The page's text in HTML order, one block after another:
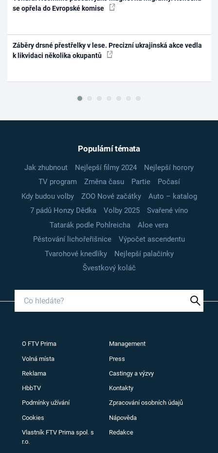
se opřela do Evropské komise
Záběry drsné přestřelky v lese. Precizní ukrajinská akce vedla
k likvidaci několika okupantů
Populární témata
Jak zhubnout Nejlepší filmy 2024
Nejlepší horory
TV program
Změna času Partie
Počasí
Kdy budou volby
ZOO Nové začátky
Auto – katalog
7 pádů Honzy Dědka
Volby 2025
Svařené víno
Tatarák podle Pohlreicha
Aloe vera
Pěstování lichořeřišnice
Výpočet ascendentu
Tvarohové knedlíky
Nejlepší palačinky
Švestkový koláč
O FTV Prima Management
Volná místa Press
Reklama Castingy a výzvy
HbbTV Kontakty
Podmínky užívání Zpracování osobních údajů
Cookies Nápověda
Vlastník FTV Prima spol. s
r.o.
Redakce